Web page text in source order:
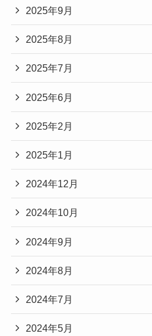
2025年9月
2025年8月
2025年7月
2025年6月
2025年2月
2025年1月
2024年12月
2024年10月
2024年9月
2024年8月
2024年7月
2024年5月